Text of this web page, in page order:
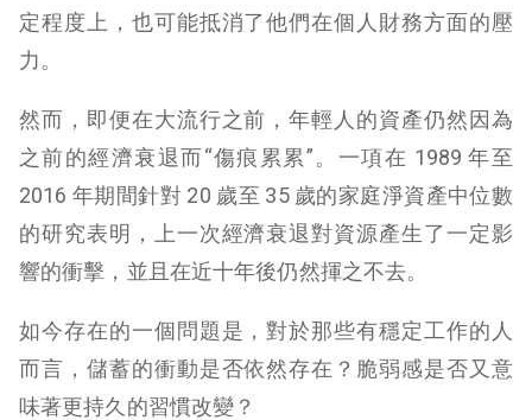
定程度上，也可能抵消了他們在個人財務方面的壓
力。
然而，即便在大流行之前，年輕人的資產仍然因為
之前的經濟衰退而“傷痕累累”。一項在 1989 年至
2016 年期間針對 20 歲至 35 歲的家庭淨資產中位數
的研究表明，上一次經濟衰退對資源產生了一定影
響的衝擊，並且在近十年後仍然揮之不去。
如今存在的一個問題是，對於那些有穩定工作的人
而言，儲蓄的衝動是否依然存在？脆弱感是否又意
味著更持久的習慣改變？